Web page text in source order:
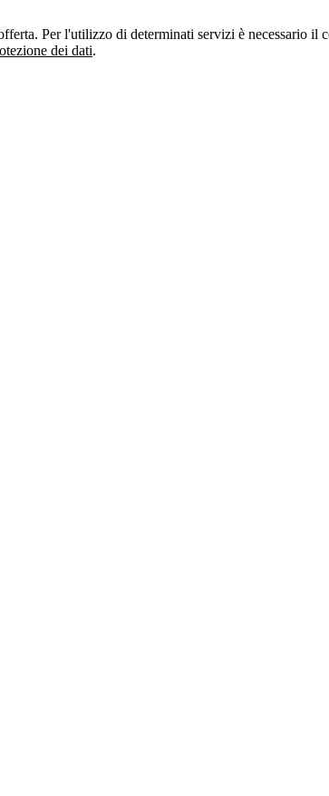
Per l'utilizzo di determinati servizi è necessario il
dei dati.